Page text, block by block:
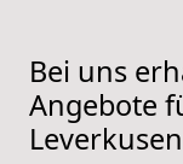
Bei uns
Angebote
Leverkusen